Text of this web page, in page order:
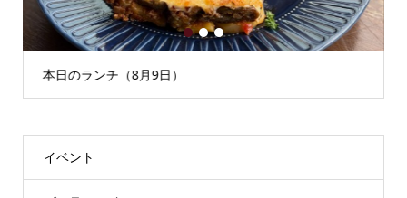
本日のランチ（8月9日）
1 2 3
イベント